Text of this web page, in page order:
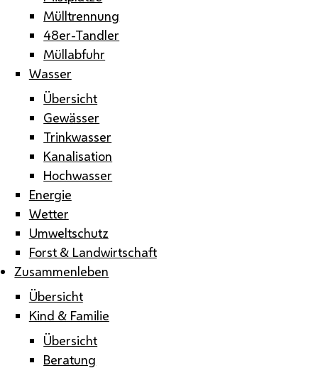
Mülltrennung
48er-Tandler
Müllabfuhr
Wasser
Übersicht
Gewässer
Trinkwasser
Kanalisation
Hochwasser
Energie
Wetter
Umweltschutz
Forst & Landwirtschaft
Zusammenleben
Übersicht
Kind & Familie
Übersicht
Beratung